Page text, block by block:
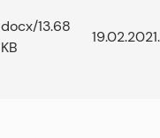
docx/13.68
KB
19.02.2021.